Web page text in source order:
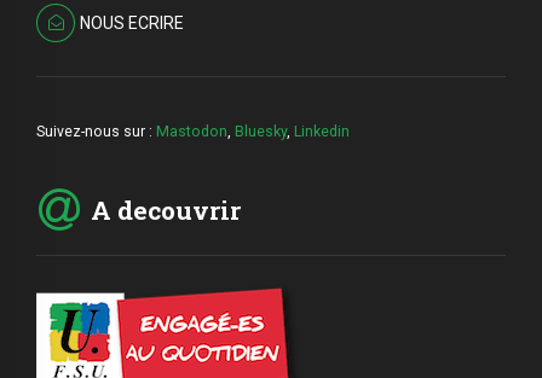
NOUS ECRIRE
Suivez-nous sur : Mastodon Bluesky, Linkedin
A decouvrir